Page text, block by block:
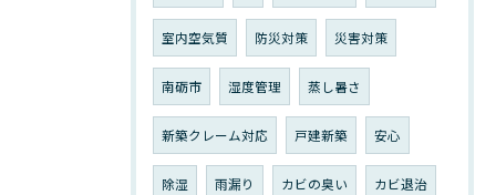
室内空気質 防災対策 災害対策
南砺市 湿度管理 蒸し暑さ
新築クレーム対応 戸建新築 安心
除湿 雨漏り カビの臭い カビ退治